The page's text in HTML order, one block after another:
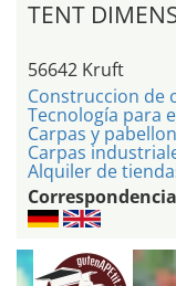
TENT
56642 Kruft
Construccion de
Tecnología para
Carpas y
Carpas
Alquiler de